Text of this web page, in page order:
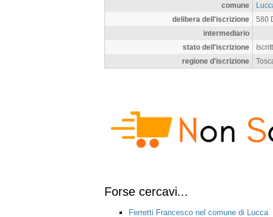
comune
delibera dell'iscrizione
580
intermediario
stato dell'iscrizione
regione d'iscrizione
Forse cercavi...
Ferretti Francesco nel comune di Lucca